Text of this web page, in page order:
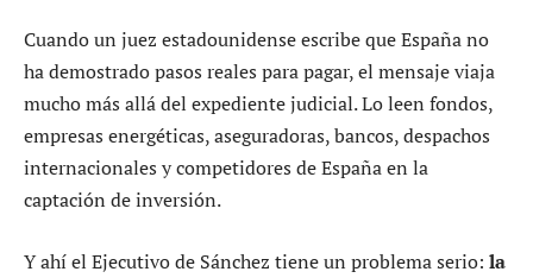
Cuando un juez estadounidense escribe que España no
ha demostrado pasos reales para pagar, el mensaje viaja
mucho más allá del expediente judicial. Lo leen fondos,
empresas energéticas, aseguradoras, bancos, despachos
internacionales y competidores de España en la
captación de inversión.
Y ahí el Ejecutivo de Sánchez tiene un problema serio: la